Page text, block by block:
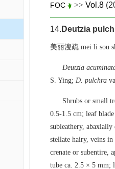
FOC >> Vol.8
14. Deutzia
美丽溲疏 mei li sou
Deutzia
S. Ying; D. pulchra
Shrubs or small
0.5-1.5 cm; leaf
subleathery,
stellate hairy, veins in
crenate or subentire,
tube ca. 2.5 × 5 mm;